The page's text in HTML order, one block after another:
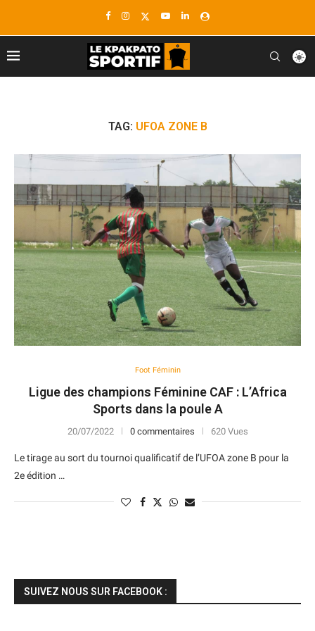
TAG: UFOA ZONE B
Foot Féminin
Ligue des champions Féminine CAF : L’Africa
Sports dans la poule A
20/07/2022 0 commentaires 620 Vues
Le tirage au sort du tournoi qualificatif de l’UFOA zone B pour la
2e édition …
SUIVEZ NOUS SUR FACEBOOK :